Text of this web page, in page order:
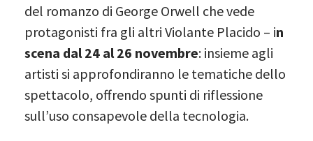
del romanzo di George Orwell che vede
protagonisti fra gli altri Violante Placido – in
scena dal 24 al 26 novembre: insieme agli
artisti si approfondiranno le tematiche dello
spettacolo, offrendo spunti di riflessione
sull’uso consapevole della tecnologia.